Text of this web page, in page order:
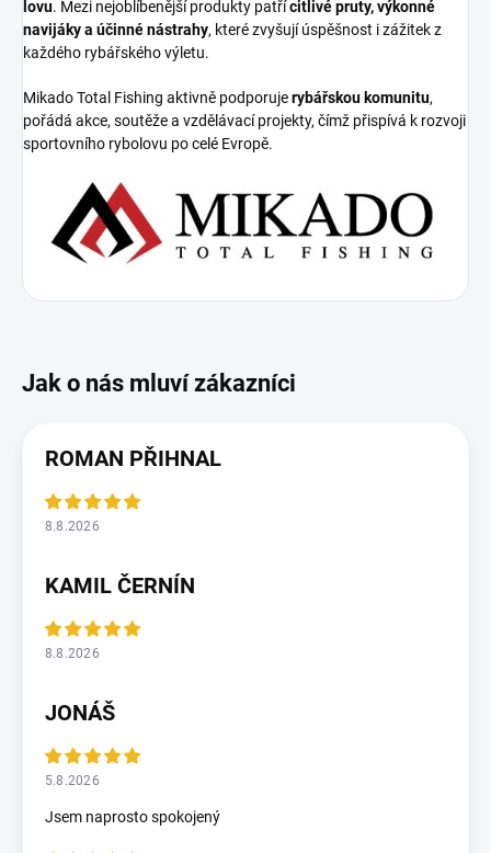
lovu. Mezi nejoblíbenější produkty patřícitlivé pruty, výkonné
navijáky a účinné nástrahy, které zvyšují úspěšnost i zážitek z
každého rybářského výletu.
Mikado Total Fishing aktivně podporujerybářskou komunitu,
pořádá akce, soutěže a vzdělávací projekty, čímž přispívá k rozvoji
sportovního rybolovu po celé Evropě.
ROMAN PŘIHNAL
8.8.2026
KAMIL ČERNÍN
8.8.2026
JONÁŠ
5.8.2026
Jsem naprosto spokojený